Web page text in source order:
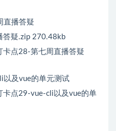
直播答疑
疑.zip 270.48kb
卡点28-第七周直播答疑
以及vue的单元测试
卡点29-vue-cli以及vue的单